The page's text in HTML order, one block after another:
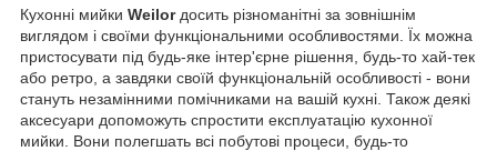
Кухонні мийки Weilor досить різноманітні за зовнішнім
виглядом і своїми функціональними особливостями. Їх можна
пристосувати під будь-яке інтер'єрне рішення, будь-то хай-тек
або ретро, ​​а завдяки своїй функціональній особливості - вони
стануть незамінними помічниками на вашій кухні. Також деякі
аксесуари допоможуть спростити експлуатацію кухонної
мийки. Вони полегшать всі побутові процеси, будь-то